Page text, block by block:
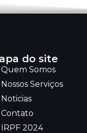
do site
Quem Somos
Nossos Serviços
Noticias
Contato
IRPF 2024